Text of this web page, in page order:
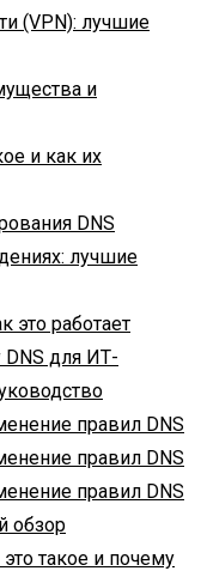
(VPN): лучшие
и
и как их
DNS
лучшие
это работает
для ИТ-
правил DNS
правил DNS
правил DNS
обзор
такое и почему